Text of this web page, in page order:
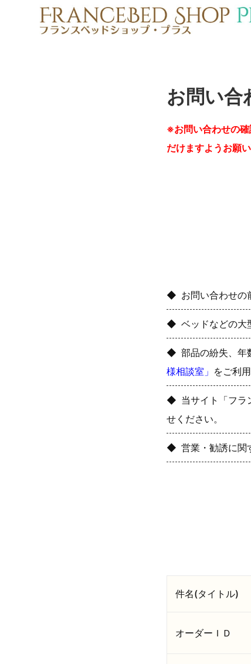
お問い合
※お問い合わせの
だけますようお願い
お問い合わせの
ベッドなどの大
部品の紛失、年
様相談室」 をご利
当サイト「フラ
せください。
営業・勧誘に関
件名(タイトル)
オーダーＩＤ